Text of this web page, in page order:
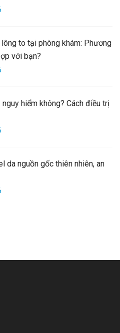
to tại phòng khám: Phương
với bạn?
hiểm không? Cách điều trị
da nguồn gốc thiên nhiên, an